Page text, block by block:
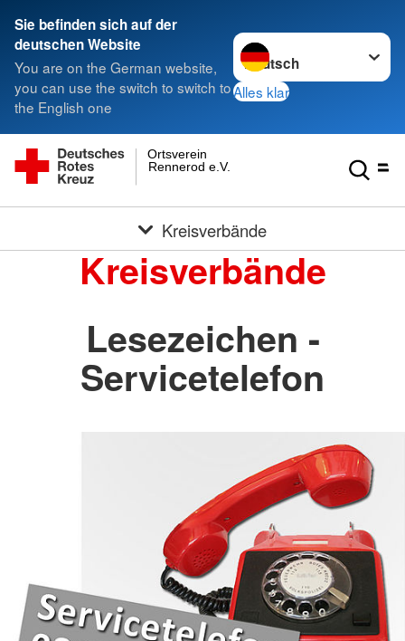
Sie befinden sich auf der
deutschen Website
You are on the German website,
you can use the switch to switch to
the English one
Sprache wechseln zu
Alles klar
Rennerod e.V.
Ortsverein
Kreisverbände
Kreisverbände
Lesezeichen -
Servicetelefon